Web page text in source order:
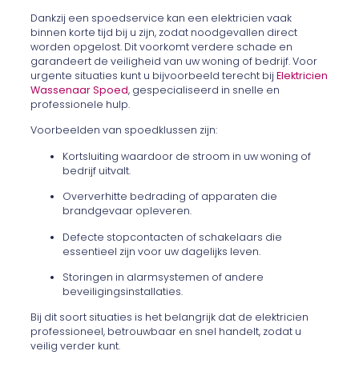
Dankzij een spoedservice kan een elektricien vaak
binnen korte tijd bij u zijn, zodat noodgevallen direct
worden opgelost. Dit voorkomt verdere schade en
garandeert de veiligheid van uw woning of bedrijf. Voor
urgente situaties kunt u bijvoorbeeld terecht bijElektricien
Wassenaar Spoed, gespecialiseerd in snelle en
professionele hulp.
Voorbeelden van spoedklussen zijn:
Kortsluiting waardoor de stroom in uw woning of
bedrijf uitvalt.
Oververhitte bedrading of apparaten die
brandgevaar opleveren.
Defecte stopcontacten of schakelaars die
essentieel zijn voor uw dagelijks leven.
Storingen in alarmsystemen of andere
beveiligingsinstallaties.
Bij dit soort situaties is het belangrijk dat de elektricien
professioneel, betrouwbaar en snel handelt, zodat u
veilig verder kunt.